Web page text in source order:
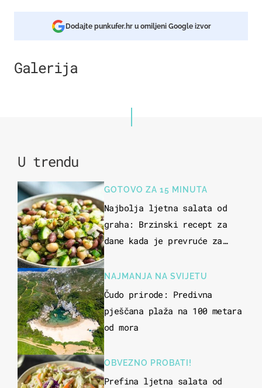
Dodajte punkufer.hr u omiljeni Google izvor
Galerija
U trendu
GOTOVO ZA 15 MINUTA
Najbolja ljetna salata od
graha: Brzinski recept za
dane kada je prevruće za
NAJMANJA NA SVIJETU
Čudo prirode: Predivna
pješčana plaža na 100 metara
od mora
OBVEZNO PROBATI!
Prefina ljetna salata od